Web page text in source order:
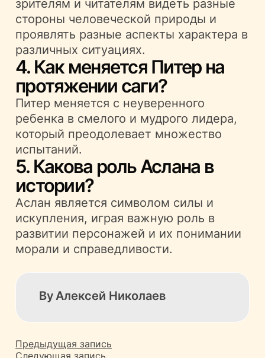
зрителям и читателям видеть разные
стороны человеческой природы и
проявлять разные аспекты характера в
различных ситуациях.
4. Как меняется Питер на
протяжении саги?
Питер меняется с неуверенного
ребенка в смелого и мудрого лидера,
который преодолевает множество
испытаний.
5. Какова роль Аслана в
истории?
Аслан является символом силы и
искупления, играя важную роль в
развитии персонажей и их понимании
морали и справедливости.
ByАлексей Николаев
Предыдущая запись
Следующая запись